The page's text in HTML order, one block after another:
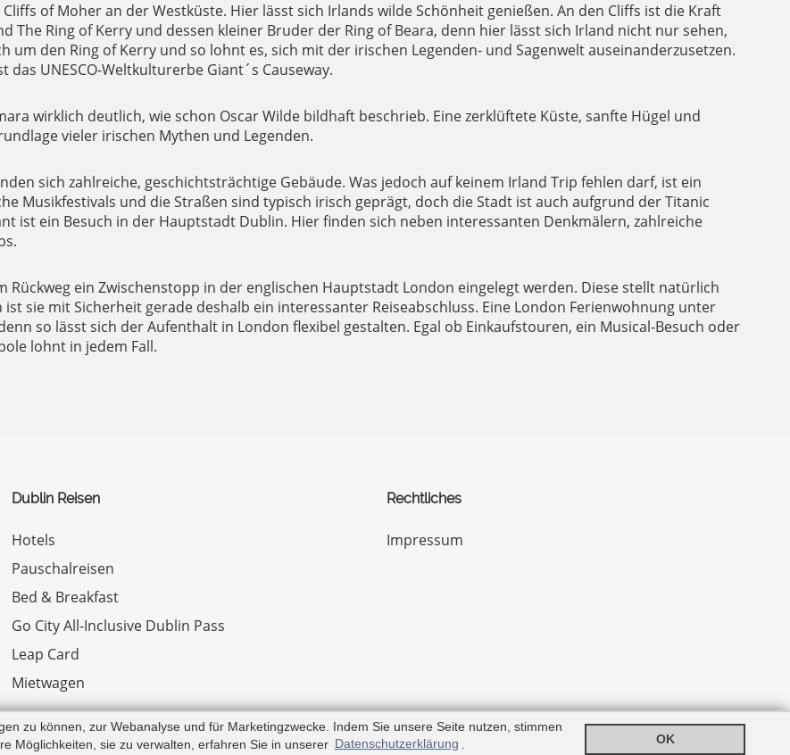
of Moher an der Westküste. Hier lässt sich Irlands wilde Schönheit genießen. An den Cliffs ist die Kraft
The Ring of Kerry und dessen kleiner Bruder der Ring of Beara, denn hier lässt sich Irland nicht nur sehen,
um den Ring of Kerry und so lohnt es, sich mit der irischen Legenden- und Sagenwelt auseinanderzusetzen.
UNESCO-Weltkulturerbe Giant´s Causeway.
wirklich deutlich, wie schon Oscar Wilde bildhaft beschrieb. Eine zerklüftete Küste, sanfte Hügel und
vieler irischen Mythen und Legenden.
sich zahlreiche, geschichtsträchtige Gebäude. Was jedoch auf keinem Irland Trip fehlen darf, ist ein
Musikfestivals und die Straßen sind typisch irisch geprägt, doch die Stadt ist auch aufgrund der Titanic
ist ein Besuch in der Hauptstadt Dublin. Hier finden sich neben interessanten Denkmälern, zahlreiche
ein Zwischenstopp in der englischen Hauptstadt London eingelegt werden. Diese stellt natürlich
sie mit Sicherheit gerade deshalb ein interessanter Reiseabschluss. Eine London Ferienwohnung unter
so lässt sich der Aufenthalt in London flexibel gestalten. Egal ob Einkaufstouren, ein Musical-Besuch oder
lohnt in jedem Fall.
Dublin Reisen
Hotels
Pauschalreisen
Bed & Breakfast
Go City All-Inclusive Dublin Pass
Leap Card
Mietwagen
Rechtliches
Impressum
© Copyright 2026 by Irland.com
zu können, zur Webanalyse und für Marketingzwecke. Indem Sie unsere Seite nutzen, stimmen
Möglichkeiten, sie zu verwalten, erfahren Sie in unserer Datenschutzerklärung OK